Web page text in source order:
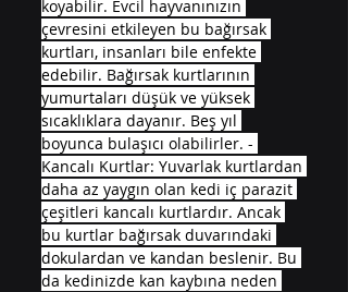
koyabilir. Evcil hayvanınızın
çevresini etkileyen bu bağırsak
kurtları, insanları bile enfekte
edebilir. Bağırsak kurtlarının
yumurtaları düşük ve yüksek
sıcaklıklara dayanır. Beş yıl
boyunca bulaşıcı olabilirler. -
Kancalı Kurtlar: Yuvarlak kurtlardan
daha az yaygın olan kedi iç parazit
çeşitleri kancalı kurtlardır. Ancak
bu kurtlar bağırsak duvarındaki
dokulardan ve kandan beslenir. Bu
da kedinizde kan kaybına neden